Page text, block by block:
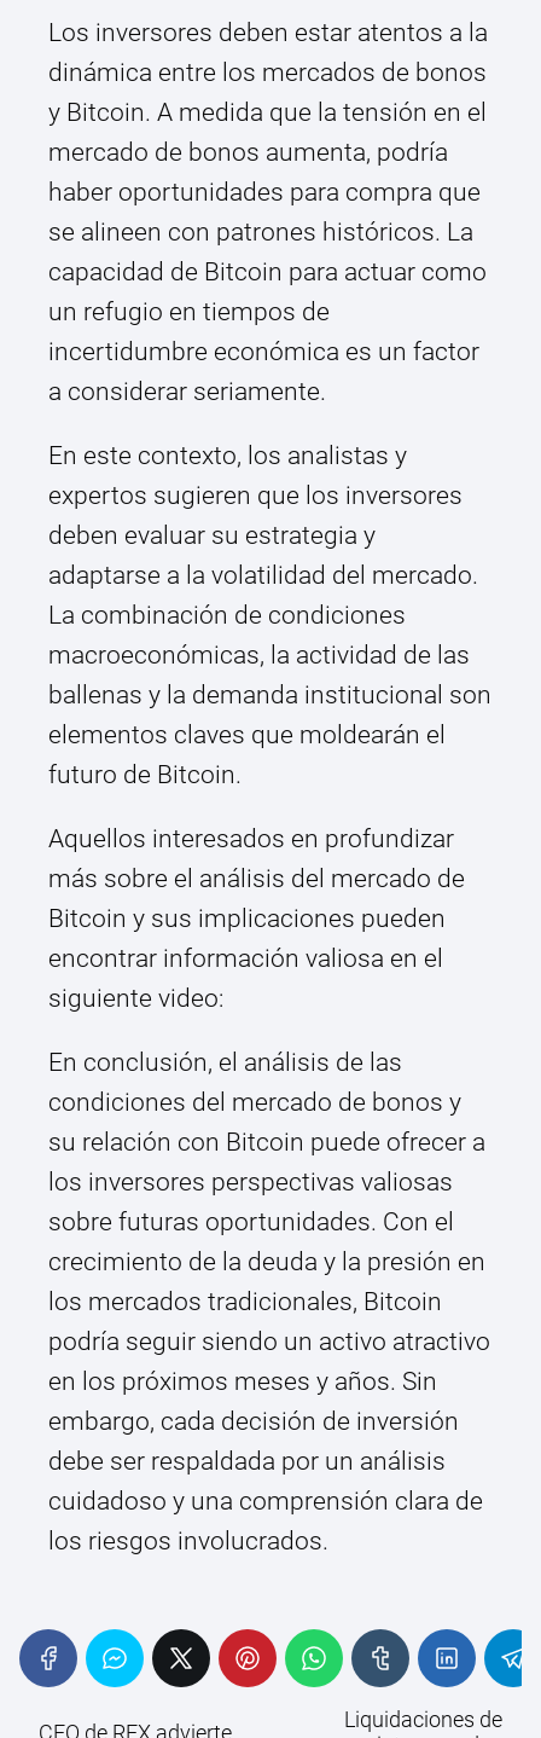
Los inversores deben estar atentos a la
dinámica entre los mercados de bonos
y Bitcoin. A medida que la tensión en el
mercado de bonos aumenta, podría
haber oportunidades para compra que
se alineen con patrones históricos. La
capacidad de Bitcoin para actuar como
un refugio en tiempos de
incertidumbre económica es un factor
a considerar seriamente.
En este contexto, los analistas y
expertos sugieren que los inversores
deben evaluar su estrategia y
adaptarse a la volatilidad del mercado.
La combinación de condiciones
macroeconómicas, la actividad de las
ballenas y la demanda institucional son
elementos claves que moldearán el
futuro de Bitcoin.
Aquellos interesados en profundizar
más sobre el análisis del mercado de
Bitcoin y sus implicaciones pueden
encontrar información valiosa en el
siguiente video:
En conclusión, el análisis de las
condiciones del mercado de bonos y
su relación con Bitcoin puede ofrecer a
los inversores perspectivas valiosas
sobre futuras oportunidades. Con el
crecimiento de la deuda y la presión en
los mercados tradicionales, Bitcoin
podría seguir siendo un activo atractivo
en los próximos meses y años. Sin
embargo, cada decisión de inversión
debe ser respaldada por un análisis
cuidadoso y una comprensión clara de
los riesgos involucrados.
CEO de REX advierte
Liquidaciones de